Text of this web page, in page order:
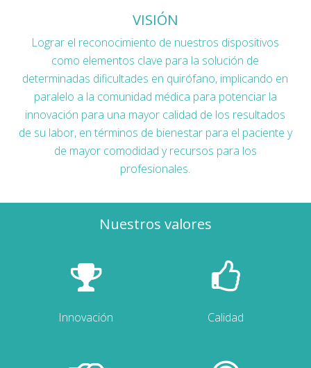
VISIÓN
Lograr el reconocimiento de nuestros dispositivos
como elementos clave para la solución de
determinadas dificultades en quirófano, implicando en
paralelo a la comunidad médica para potenciar la
innovación para una mayor calidad de los resultados
de su labor, en términos de bienestar para el paciente y
de mayor comodidad y recursos para los
profesionales.
Nuestros valores
Innovación Calidad